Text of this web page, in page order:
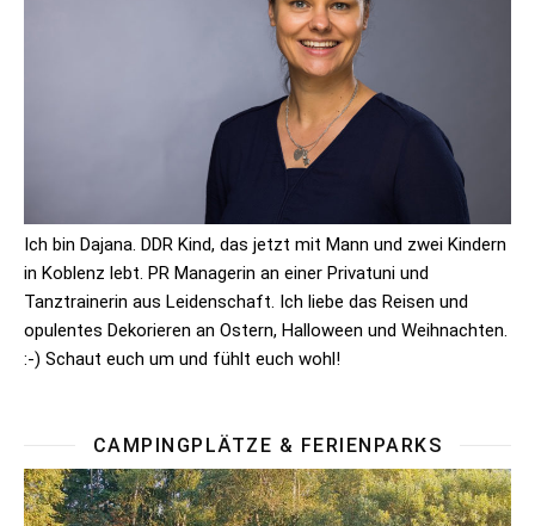
Ich bin Dajana. DDR Kind, das jetzt mit Mann und zwei Kindern
in Koblenz lebt. PR Managerin an einer Privatuni und
Tanztrainerin aus Leidenschaft. Ich liebe das Reisen und
opulentes Dekorieren an Ostern, Halloween und Weihnachten.
:-) Schaut euch um und fühlt euch wohl!
CAMPINGPLÄTZE & FERIENPARKS